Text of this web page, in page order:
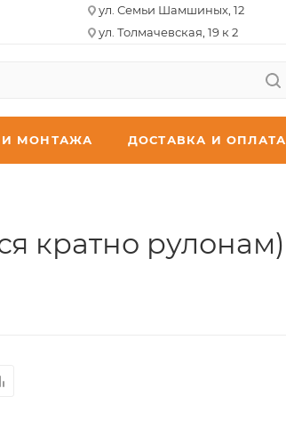
ул. Семьи Шамшиных, 12
ул. Толмачевская, 19 к 2
МОНТАЖА ДОСТАВКА И ОПЛАТА
кратно рулонам)